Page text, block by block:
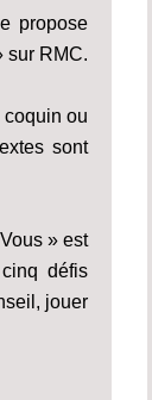
propose
sur RMC.
ou
sont
» est
défis
jouer